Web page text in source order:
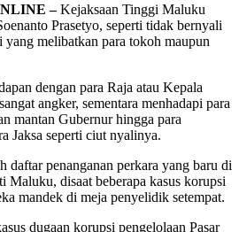
–Kejaksaan Tinggi Maluku
Prasetyo, seperti tidak bernyali
yang melibatkan para tokoh maupun
dengan para Raja atau Kepala
angker, sementara menhadapi para
mantan Gubernur hingga para
Jaksa seperti ciut nyalinya.
daftar penanganan perkara yang baru di
Maluku, disaat beberapa kasus korupsi
mandek di meja penyelidik setempat.
dugaan korupsi pengelolaan Pasar